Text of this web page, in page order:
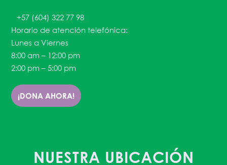
+57 (604) 322 77 98
Horario de atención telefónica:
Lunes a Viernes
8:00 am – 12:00 pm
2:00 pm – 5:00 pm
¡DONA AHORA!
NUESTRA UBICACIÓN